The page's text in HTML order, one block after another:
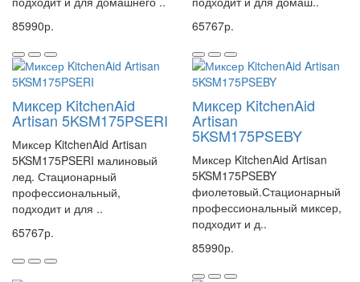
85990р.
65767р.
Миксер KitchenAid
Artisan 5KSM175PSERI
Миксер KitchenAid Artisan
5KSM175PSERI малиновый
лед. Стационарный
профессиональный,
подходит и для ..
65767р.
Миксер KitchenAid
Artisan
5KSM175PSEBY
Миксер KitchenAid Artisan
5KSM175PSEBY
фиолетовый.Стационарный
профессиональный миксер,
подходит и д..
85990р.